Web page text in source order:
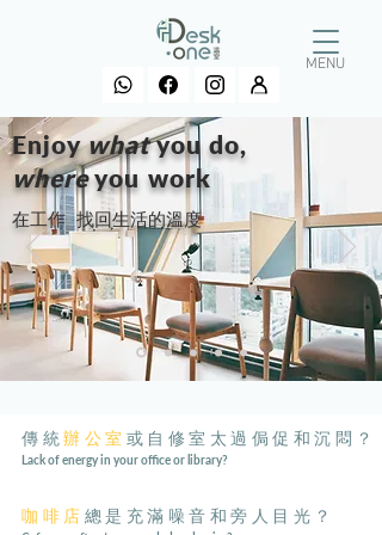
MENU
Enjoywhatyou do,
whereyou work
在工作 找回生活的溫度
傳統辦公室 或自修室太過侷促和沉悶？​
Lack of energy in your office or library?
咖啡店 總是充滿噪音和旁人目光？